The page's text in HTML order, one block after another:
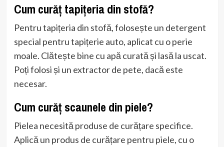
Cum curăț tapițeria din stofă?
Pentru tapițeria din stofă, folosește un detergent
special pentru tapițerie auto, aplicat cu o perie
moale. Clătește bine cu apă curată și lasă la uscat.
Poți folosi și un extractor de pete, dacă este
necesar.
Cum curăț scaunele din piele?
Pielea necesită produse de curățare specifice.
Aplică un produs de curățare pentru piele, cu o